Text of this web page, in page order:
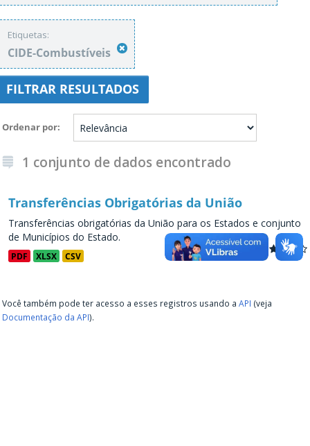
Etiquetas:
CIDE-Combustíveis
FILTRAR RESULTADOS
Ordenar por
1 conjunto de dados encontrado
Transferências Obrigatórias da União
Transferências obrigatórias da União para os Estados e conjunto
de Municípios do Estado.
PDF XLSX CSV
Você também pode ter acesso a esses registros usando a API (veja
Documentação da API).